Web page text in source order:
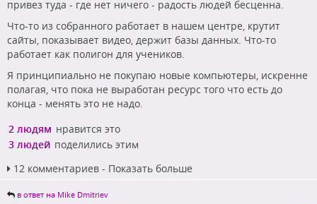
привез туда - где нет ничего - радость людей бесценна.
Что-то из собранного работает в нашем центре, крутит
сайты, показывает видео, держит базы данных. Что-то
работает как полигон для учеников.
Я принципиально не покупаю новые компьютеры, искренне
полагая, что пока не выработан ресурс того что есть до
конца - менять это не надо.
2 людям нравится это
3 людей поделились этим
12 комментариев - Показать больше
в ответ на Mike Dmitriev